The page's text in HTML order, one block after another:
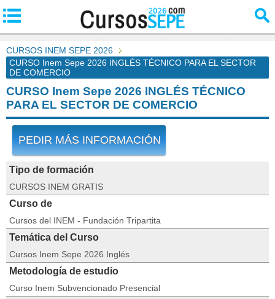
CURSOS INEM SEPE 2026
CURSO Inem Sepe 2026 INGLÉS TÉCNICO PARA EL SECTOR
DE COMERCIO
CURSO Inem Sepe 2026 INGLÉS TÉCNICO
PARA EL SECTOR DE COMERCIO
PEDIR MÁS INFORMACIÓN
Tipo de formación
CURSOS INEM GRATIS
Curso de
Cursos del INEM - Fundación Tripartita
Temática del Curso
Cursos Inem Sepe 2026 Inglés
Metodología de estudio
Curso Inem Subvencionado Presencial